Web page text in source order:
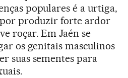
populares é a urtiga,
produzir forte ardor
roçar. Em Jaén se
os genitais masculinos
suas sementes para